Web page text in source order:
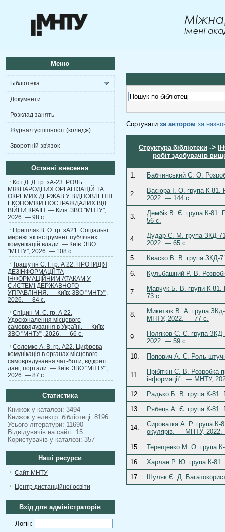
Меню
Бібліотека
Документи
Розклад занять
Журнал успішності (коледж)
Зворотній зв'язок
Останні внесення
Кот Д. Д. гр. зА-23. РОЛЬ
МІЖНАРОДНИХ ОРГАНІЗАЦІЙ ТА
ОКРЕМИХ ДЕРЖАВ У ВІДНОВЛЕННІ
ЕКОНОМІКИ ПОСТРАЖДАЛИХ ВІД
ВІЙНИ КРАЇН. — Київ: ЗВО "МНТУ",
2026. — 98 с.
Пришляк В. О. гр. зА21. Соціальні
мережі як інструмент публічних
комунікацій влади. — Київ: ЗВО
"МНТУ", 2026. — 108 с.
Трашутін Є. І. гр. А 22. ПРОТИДІЯ
ДЕЗІНФОРМАЦІЇ ТА
ІНФОРМАЦІЙНИМ АТАКАМ У
СИСТЕМІ ДЕРЖАВНОГО
УПРАВЛІННЯ. — Київ: ЗВО "МНТУ",
2026. — 84 с.
Спіцин М. С. гр. А 22.
Удосконалення місцевого
самоврядування в Україні. — Київ:
ЗВО "МНТУ", 2026. — 66 с.
Соломко А. В. гр. А22. Цифрова
комунікація в органах місцевого
самоврядування:чат-боти, відкриті
дані, портали. — Київ: ЗВО "МНТУ",
2026. — 87 с.
Статистика
Книжок у каталозі: 3494
Книжок у електр. бібліотеці: 8196
Усього літератури: 11690
Відвідувачів на сайті: 15
Користувачів у каталозі: 357
Наші ресурси
Сайт МНТУ
Центр дистанційної освіти
Вхід для адміністраторів
Логін:
Сортувати за автором за
Структура бібліотеки ->
робіт здобувачів
1. Бабчинський С. О.
2.
Васюра І. О. група К-81.
2022. — 144 с.
3.
Дембік В. Є. група К-81.
56 с.
4.
Дудар Є. М. група ЗКД-
2022. — 65 с.
5.
Кваско В. В. група ЗКД-
6.
Кульбашний Р. В.
7.
Марчук Б. В. групи К-81.
73 с.
8.
Микитюк В. А. група ЗКд-
МНТУ, 2022. — 77 с.
9.
Поляков С. С. група ЗКД-
2022. — 59 с.
10.
Попович А. С. Роль
11.
Прібіткін Є. В.
інформації". — МНТУ,
12.
Радько Б. В. група К-
13.
Рябець А. Є. група К-81.
14.
Сироватка А. Р. група К-
окулярів. — МНТУ,
15.
Терещенко М. О. група
16.
Харлан Р. Ю. група К-81.
17.
Шуляк Є. Д.